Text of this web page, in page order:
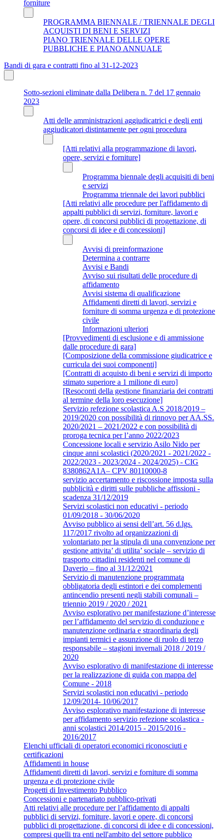
forniture
PROGRAMMA BIENNALE / TRIENNALE DEGLI
ACQUISTI DI BENI E SERVIZI
PIANO TRIENNALE DELLE OPERE
PUBBLICHE E PIANO ANNUALE
Bandi di gara e contratti fino al 31-12-2023
Sotto-sezioni eliminate dalla Delibera n. 7 del 17 gennaio
2023
Atti delle amministrazioni aggiudicatrici e degli enti
aggiudicatori distintamente per ogni procedura
[Atti relativi alla programmazione di lavori,
opere, servizi e forniture]
Programma biennale degli acquisiti di beni
e servizi
Programma triennale dei lavori pubblici
[Atti relativi alle procedure per l'affidamento di
appalti pubblici di servizi, forniture, lavori e
opere, di concorsi pubblici di progettazione, di
concorsi di idee e di concessioni]
Avvisi di preinformazione
Determina a contrarre
Avvisi e Bandi
Avviso sui risultati delle procedure di
affidamento
Avvisi sistema di qualificazione
Affidamenti diretti di lavori, servizi e
forniture di somma urgenza e di protezione
civile
Informazioni ulteriori
[Provvedimenti di esclusione e di ammissione
dalle procedure di gara]
[Composizione della commissione giudicatrice e
curricula dei suoi componenti]
[Contratti di acquisto di beni e servizi di importo
stimato superiore a 1 milione di euro]
[Resoconti della gestione finanziaria dei contratti
al termine della loro esecuzione]
Servizio refezione scolastica A.S 2018/2019 –
2019/2020 con possibilità di rinnovo per AA.SS.
2020/2021 – 2021/2022 e con possibilità di
proroga tecnica per l’anno 2022/2023
Concessione locali e servizio Asilo Nido per
cinque anni scolastici (2020/2021 - 2021/2022 -
2022/2023 - 2023/2024 - 2024/2025) - CIG
8380862A1A– CPV 80110000-8
servizio accertamento e riscossione imposta sulla
pubblicità e diritti sulle pubbliche affissioni -
scadenza 31/12/2019
Servizi scolastici non educativi - periodo
01/09/2018 - 30/06/2020
Avviso pubblico ai sensi dell’art. 56 d.lgs.
117/2017 rivolto ad organizzazioni di
volontariato per la stipula di una convenzione per
gestione attivita’ di utilita’ sociale – servizio di
trasporto cittadini residenti nel comune di
Daverio – fino al 31/12/2021
Servizio di manutenzione programmata
obbligatoria degli estintori e dei complementi
antincendio presenti negli stabili comunali –
triennio 2019 / 2020 / 2021
Avviso esplorativo per manifestazione d’interesse
per l’affidamento del servizio di conduzione e
manutenzione ordinaria e straordinaria degli
impianti termici e assunzione di ruolo di terzo
responsabile – stagioni invernali 2018 / 2019 /
2020
Avviso esplorativo di manifestazione di interesse
per la realizzazione di guida con mappa del
Comune - 2018
Servizi scolastici non educativi - periodo
12/09/2014- 10/06/2017
Avviso esplorativo manifestazione di interesse
per affidamento servizio refezione scolastica -
anni scolastici 2014/2015 - 2015/2016 -
2016/2017
Elenchi ufficiali di operatori economici riconosciuti e
certificazioni
Affidamenti in house
Affidamenti diretti di lavori, servizi e forniture di somma
urgenza e di protezione civile
Progetti di Investimento Pubblico
Concessioni e partenariato pubblico-privati
Atti relativi alle procedure per l’affidamento di appalti
pubblici di servizi, forniture, lavori e opere, di concorsi
pubblici di progettazione, di concorsi di idee e di concessioni,
compresi quelli tra enti nell'ambito del settore pubblico